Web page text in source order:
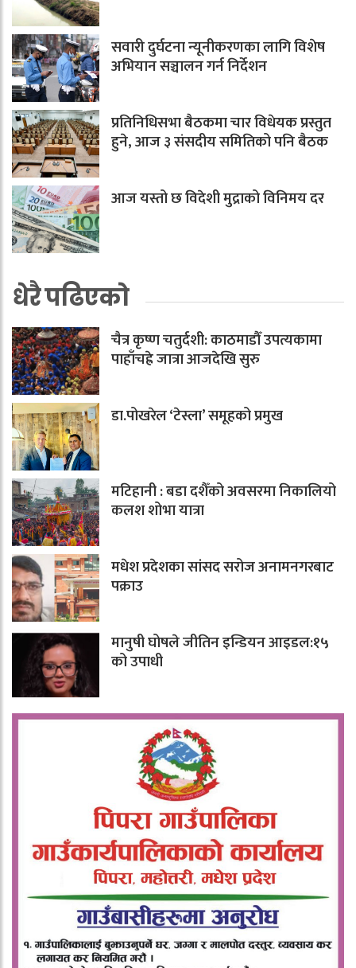
सवारी दुर्घटना न्यूनीकरणका लागि विशेष
अभियान सञ्चालन गर्न निर्देशन
प्रतिनिधिसभा बैठकमा चार विधेयक प्रस्तुत
हुने, आज ३ संसदीय समितिको पनि बैठक
आज यस्तो छ विदेशी मुद्राको विनिमय दर
धेरै पढिएको
चैत्र कृष्ण चतुर्दशी: काठमाडौँ उपत्यकामा
पाहाँचह्रे जात्रा आजदेखि सुरु
डा.पोखरेल ‘टेस्ला’ समूहको प्रमुख
मटिहानी : बडा दशैँको अवसरमा निकालियो
कलश शोभा यात्रा
मधेश प्रदेशका सांसद सरोज अनामनगरबाट
पक्राउ
मानुषी घोषले जीतिन इन्डियन आइडल:१५
को उपाधी